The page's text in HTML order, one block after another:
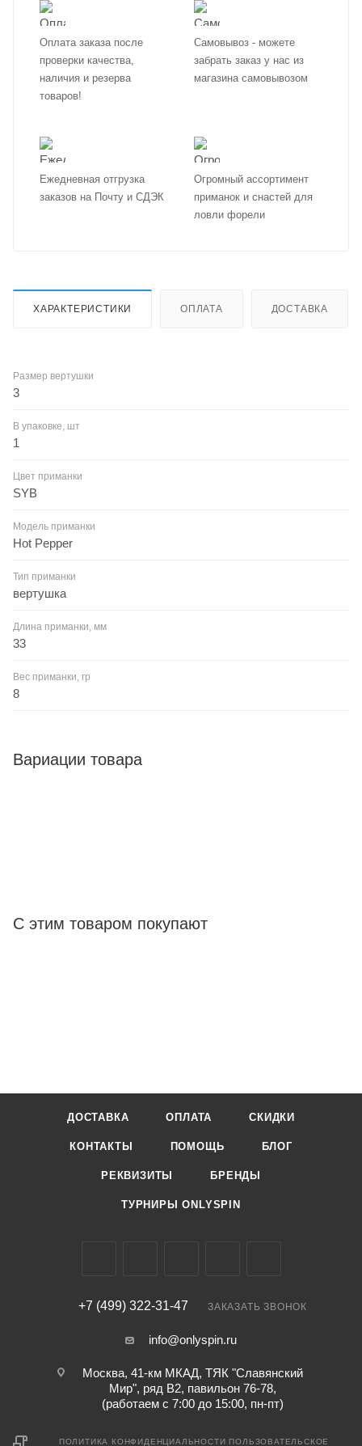
Оплата заказа после
проверки качества,
наличия и резерва
товаров!
Самовывоз - можете
забрать заказ у нас из
магазина самовывозом
Ежедневная отгрузка
заказов на Почту и СДЭК
Огромный ассортимент
приманок и снастей для
ловли форели
ХАРАКТЕРИСТИКИ ОПЛАТА ДОСТАВКА
Размер вертушки
3
В упаковке, шт
1
Цвет приманки
SYB
Модель приманки
Hot Pepper
Тип приманки
вертушка
Длина приманки, мм
33
Вес приманки, гр
8
Вариации товара
С этим товаром покупают
ДОСТАВКА ОПЛАТА СКИДКИ
КОНТАКТЫ ПОМОЩЬ БЛОГ
РЕКВИЗИТЫ БРЕНДЫ
ТУРНИРЫ ONLYSPIN
+7 (499) 322-31-47 ЗАКАЗАТЬ ЗВОНОК
info@onlyspin.ru
Москва, 41-км МКАД, ТЯК "Славянский
Мир", ряд В2, павильон 76-78,
(работаем с 7:00 до 15:00, пн-пт)
ПОЛИТИКА КОНФИДЕНЦИАЛЬНОСТИ ПОЛЬЗОВАТЕЛЬСКОЕ